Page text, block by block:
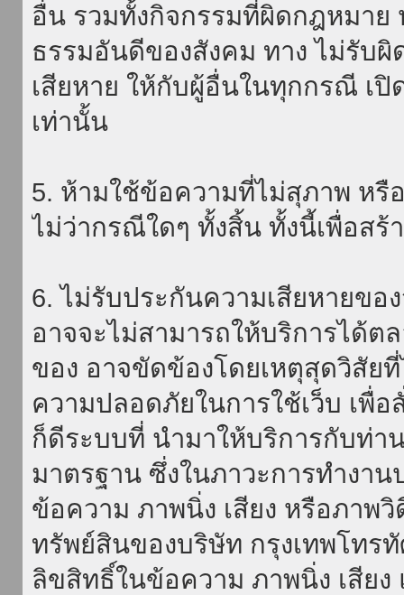
อื่น รวมทั้งกิจกรรมที่ผิดกฎหมาย
ธรรมอันดีของสังคม ทาง ไม่รับ
เสียหาย ให้กับผู้อื่นในทุกกรณี เปิ
เท่านั้น
5. ห้ามใช้ข้อความที่ไม่สุภาพ หรื
ไม่ว่ากรณีใดๆ ทั้งสิ้น ทั้งนี้เพื่อสร้
6. ไม่รับประกันความเสียหายขอ
อาจจะไม่สามารถให้บริการได้ต
ของ อาจขัดข้องโดยเหตุสุดวิสัย
ความปลอดภัยในการใช้เว็บ เพื่
ก็ดีระบบที่ นำมาให้บริการกับท่
มาตรฐาน ซึ่งในภาวะการทำงา
ข้อความ ภาพนิ่ง เสียง หรือภาพ
ทรัพย์สินของบริษัท กรุงเทพโทร
ลิขสิทธิ์ในข้อความ ภาพนิ่ง เสีย